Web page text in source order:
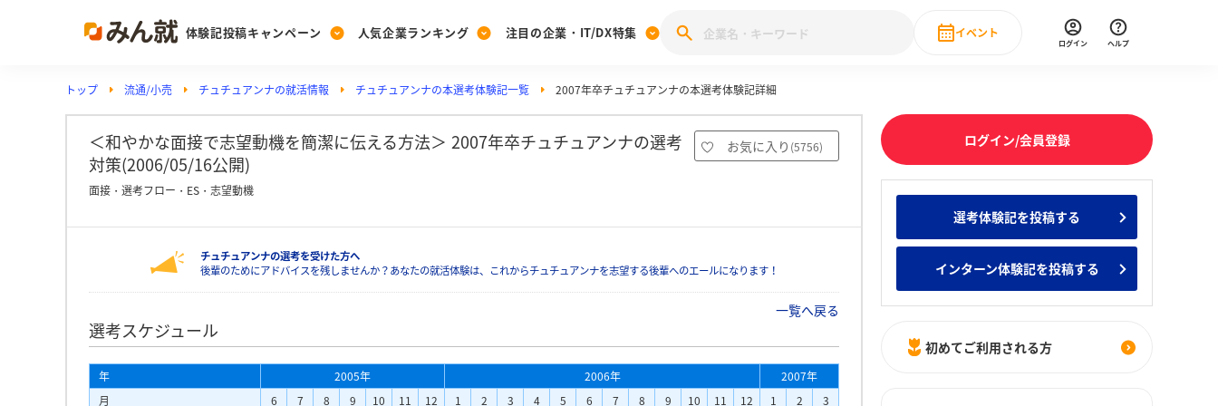
体験記投稿キャンペーン
Post
投稿する
[27卒] 本選考体験記投稿キャンペーン
人気企業ランキング
Ranking
ランキングを見る
みんなのDX企業就職ブランド調査
みんなの新卒就職人気企業ランキング みんなのインターン人気企業ランキ
注目の企業・IT/DX特集
PickUp
注目の企業特集
28卒 IT・DX現場社員インタビュー
動画で知ろう！業界・企業研究
イベント
直近のイベント一覧
ログイン ヘルプ
トップ 流通/小売 チュチュアンナの就活情報 チュチュアンナの本選考体験記一覧 2007年卒チュチュアンナの本選考体験記詳細
＜和やかな面接で志望動機を簡潔に伝える方法＞ 2007年卒チュチュアンナの選考
対策(2006/05/16公開)
お気に入り (5756)
面接・選考フロー・ES・志望動機
チュチュアンナの選考を受けた方へ
後輩のためにアドバイスを残しませんか？あなたの就活体験は、これからチュチュアンナを志望する後輩へのエールになります！
一覧へ戻る
選考スケジュール
年 2005年 2006年
2007年
月
6 7 8 9 10 11 12 1 2 3 4 5 6 7 8 9 10 11 12 1 2 3
ログイン/会員登録
選考体験記を投稿する
インターン体験記を投稿する
初めてご利用される方